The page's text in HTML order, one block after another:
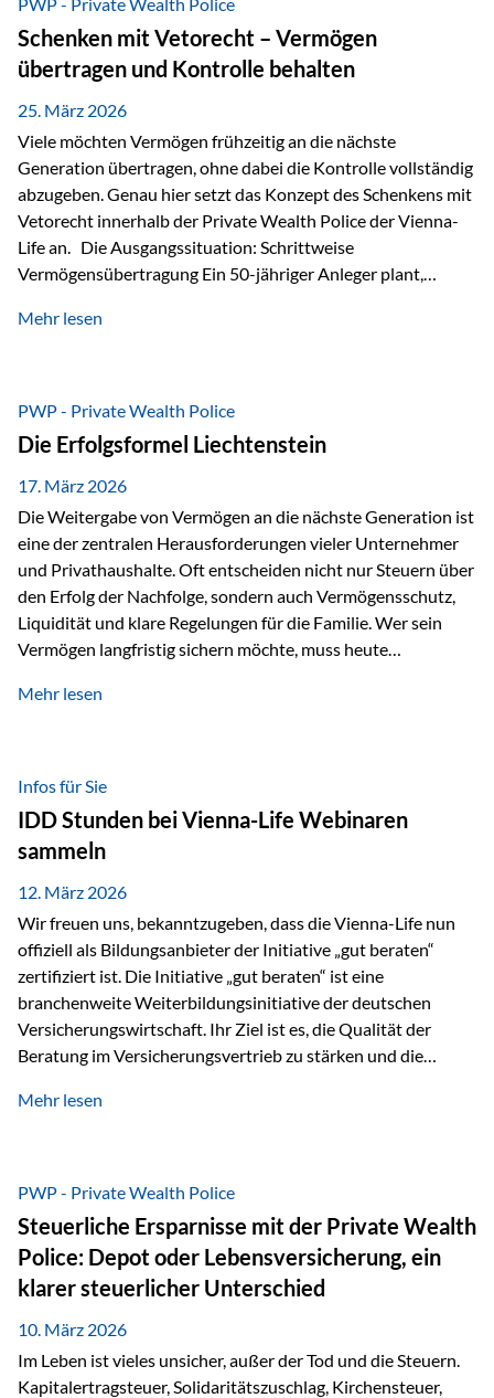
Staatsfinanzierung: Liechtenstein weist keine
Staatsschulden auf, und der Schutz der wirtschaftlichen
Interessen der Bevölkerung ist in der Verfassung verankert.
Besonders hervorzuheben ist hierbei Artikel 14 der
liechtensteinischen Verfassung. Darin…
Schenken mit Vetorecht – Vermögen
übertragen und Kontrolle behalten
25. März 2026
Viele möchten Vermögen frühzeitig an die nächste
Generation übertragen, ohne dabei die Kontrolle vollständig
abzugeben. Genau hier setzt das Konzept des Schenkens mit
Vetorecht innerhalb der Private Wealth Police der Vienna-
Life an. Die Ausgangssituation: Schrittweise
Vermögensübertragung Ein 50-jähriger Anleger plant,
der steuerliche Freibetrag optimal genutzt werden, sondern
strukturierte, langfristige Vermögensübertragung, ohne die
Kontrolle vollständig aus der Hand zu geben. Die Lösung:
Abschmelzung mit Vetorecht Die Umsetzung erfolgt über die
Private Wealth Police…
Mehr lesen
PWP - Private Wealth Police
Die Erfolgsformel Liechtenstein
17. März 2026
Die Weitergabe von Vermögen an die nächste Generation ist
eine der zentralen Herausforderungen vieler Unternehmer
und Privathaushalte. Oft entscheiden nicht nur Steuern über
den Erfolg der Nachfolge, sondern auch Vermögensschutz,
Liquidität und klare Regelungen für die Familie. Wer sein
Vermögen langfristig sichern möchte, muss heute
„Erfolgsformel Liechtenstein“, herausgegeben und verfasst
Vermögensschutz strategisch miteinander verbindet.
Warum klassische Nachfolgeplanung oft scheitert Viele
Vermögen werden erst im Todesfall übertragen. Das kann zu
Problemen führen: Hohe Erbschaftsteuern Streitigkeiten
zwischen Erben Liquiditätsprobleme bei Immobilien…
Mehr lesen
Infos für Sie
IDD Stunden bei Vienna-Life Webinaren
sammeln
12. März 2026
Wir freuen uns, bekanntzugeben, dass die Vienna-Life nun
offiziell als Bildungsanbieter der Initiative „gut beraten“
zertifiziert ist. Die Initiative „gut beraten“ ist eine
branchenweite Weiterbildungsinitiative der deutschen
Versicherungswirtschaft. Ihr Ziel ist es, die Qualität der
Beratung im Versicherungsvertrieb zu stärken und die
Personen transparent zu dokumentieren. Seit der
Stunden pro Jahr für vertrieblich tätige Personen in der
Versicherungsbranche. Über die Weiterbildungsdatenbank
von „gut beraten“ können absolvierte Bildungsmaßnahmen
zentral erfasst und dokumentiert werden. „gut beraten“
zertifiziert Als zertifizierter Bildungsanbieter können unsere
Webinare nun für die…
Mehr lesen
PWP - Private Wealth Police
Steuerliche Ersparnisse mit der Private Wealth
Police: Depot oder Lebensversicherung, ein
klarer steuerlicher Unterschied
10. März 2026
Im Leben ist vieles unsicher, außer der Tod und die Steuern.
Kapitalertragsteuer, Solidaritätszuschlag, Kirchensteuer,